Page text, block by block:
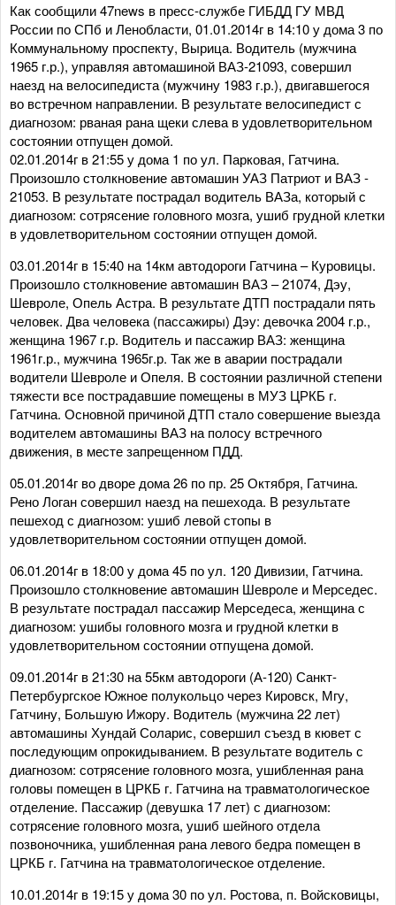
Как сообщили 47news в пресс-службе ГИБДД ГУ МВД
России по СПб и Ленобласти, 01.01.2014г в 14:10 у дома 3 по
Коммунальному проспекту, Вырица. Водитель (мужчина
1965 г.р.), управляя автомашиной ВАЗ-21093, совершил
наезд на велосипедиста (мужчину 1983 г.р.), двигавшегося
во встречном направлении. В результате велосипедист с
диагнозом: рваная рана щеки слева в удовлетворительном
состоянии отпущен домой.
02.01.2014г в 21:55 у дома 1 по ул. Парковая, Гатчина.
Произошло столкновение автомашин УАЗ Патриот и ВАЗ -
21053. В результате пострадал водитель ВАЗа, который с
диагнозом: сотрясение головного мозга, ушиб грудной клетки
в удовлетворительном состоянии отпущен домой.
03.01.2014г в 15:40 на 14км автодороги Гатчина – Куровицы.
Произошло столкновение автомашин ВАЗ – 21074, Дэу,
Шевроле, Опель Астра. В результате ДТП пострадали пять
человек. Два человека (пассажиры) Дэу: девочка 2004 г.р.,
женщина 1967 г.р. Водитель и пассажир ВАЗ: женщина
1961г.р., мужчина 1965г.р. Так же в аварии пострадали
водители Шевроле и Опеля. В состоянии различной степени
тяжести все пострадавшие помещены в МУЗ ЦРКБ г.
Гатчина. Основной причиной ДТП стало совершение выезда
водителем автомашины ВАЗ на полосу встречного
движения, в месте запрещенном ПДД.
05.01.2014г во дворе дома 26 по пр. 25 Октября, Гатчина.
Рено Логан совершил наезд на пешехода. В результате
пешеход с диагнозом: ушиб левой стопы в
удовлетворительном состоянии отпущен домой.
06.01.2014г в 18:00 у дома 45 по ул. 120 Дивизии, Гатчина.
Произошло столкновение автомашин Шевроле и Мерседес.
В результате пострадал пассажир Мерседеса, женщина с
диагнозом: ушибы головного мозга и грудной клетки в
удовлетворительном состоянии отпущена домой.
09.01.2014г в 21:30 на 55км автодороги (А-120) Санкт-
Петербургское Южное полукольцо через Кировск, Мгу,
Гатчину, Большую Ижору. Водитель (мужчина 22 лет)
автомашины Хундай Соларис, совершил съезд в кювет с
последующим опрокидыванием. В результате водитель с
диагнозом: сотрясение головного мозга, ушибленная рана
головы помещен в ЦРКБ г. Гатчина на травматологическое
отделение. Пассажир (девушка 17 лет) с диагнозом:
сотрясение головного мозга, ушиб шейного отдела
позвоночника, ушибленная рана левого бедра помещен в
ЦРКБ г. Гатчина на травматологическое отделение.
10.01.2014г в 19:15 у дома 30 по ул. Ростова, п. Войсковицы,